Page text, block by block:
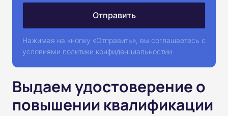
Нажимая на кнопку «Отправить», вы соглашаетесь с
условиями политики конфиденциальностии
Выдаем удостоверение о
повышении квалификации